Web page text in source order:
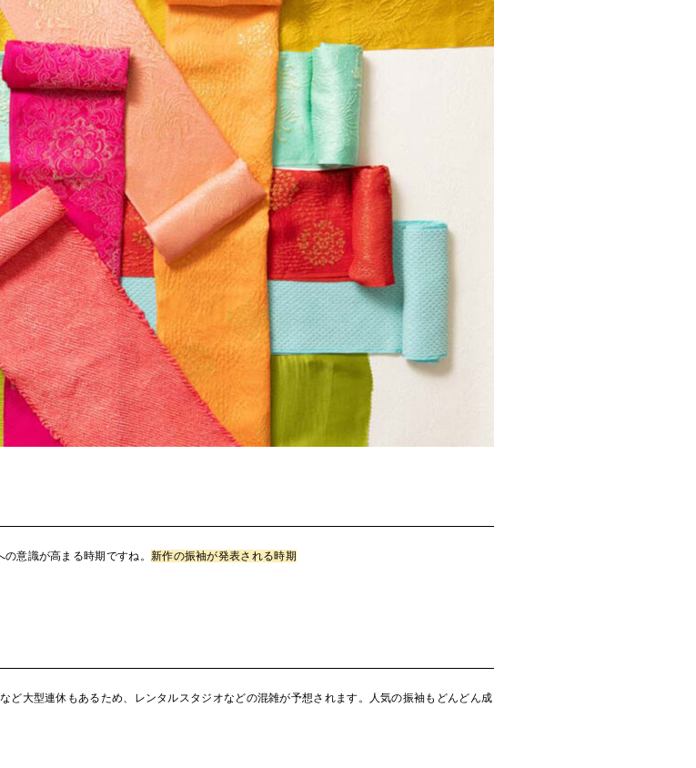
意識が高まる時期ですね。 新作の振袖が発表される時期
ど大型連休もあるため、レンタルスタジオなどの混雑が予想されます。人気の振袖もどんどん成